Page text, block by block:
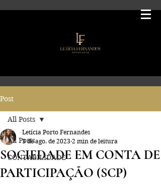
Post
All Posts
CONTABILIDADE
All Posts
SOCIEDADE EM CONTA DE
PARTICIPAÇÃO (SCP)
Letícia Porto Fernandes
3 de ago. de 2023 2 min de leitura